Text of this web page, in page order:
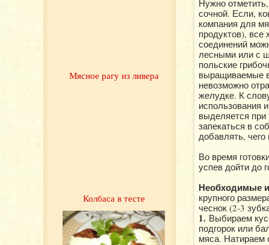
Нужно
сочной. Если,
компания для
продуктов),
соединений
лесными или с
польские
выращиваемые
невозможно
желудке. К
использования
выделяется при
запекаться в
добавлять,
Во время
успев дойти до
Необходимые
крупного
чеснок (2-3
1. Выбираем
подгорок или
мяса. Натираем
Мясное рагу из ливера
Колбаса в тесте